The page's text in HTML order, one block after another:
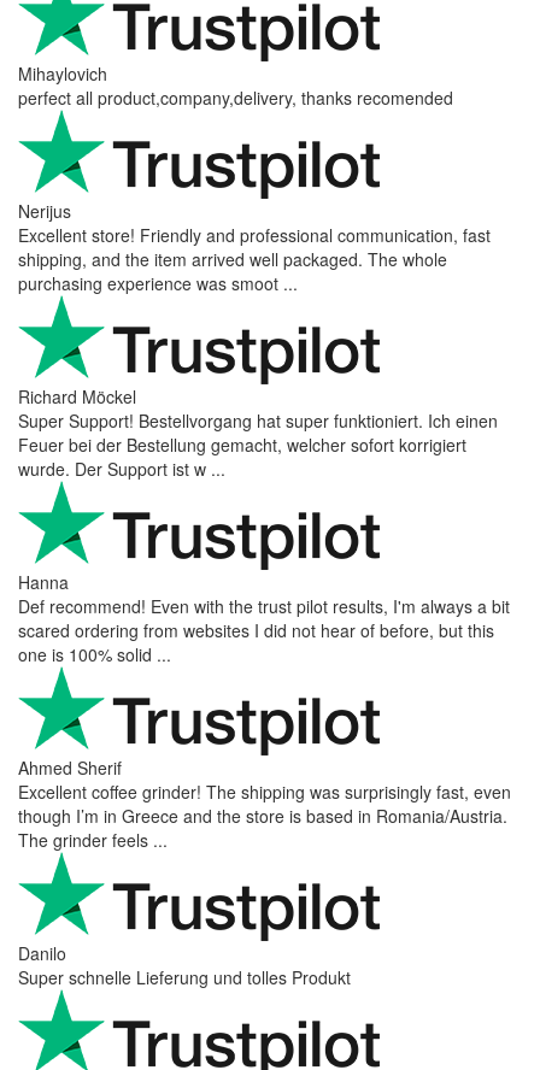
Δεν απαιτείται email. Χρησιμοποιείται μόνο για την αποστολή
απάντησης και δεν θα δημοσιευτεί.
Η ερώτησή σας
Προσθήκη ερώτησης
Κριτικές από τους πελάτες μας
Reviews 79 • Excellent
more reviews
Andres
I bought a cafelat robot, the delivery was really fast and the
products were in great conditions. I will be buying again. The
shipping to Switzerland ...
Mihaylovich
perfect all product,company,delivery, thanks recomended
Nerijus
Excellent store! Friendly and professional communication, fast
shipping, and the item arrived well packaged. The whole
purchasing experience was smoot ...
Richard Möckel
Super Support! Bestellvorgang hat super funktioniert. Ich einen
Feuer bei der Bestellung gemacht, welcher sofort korrigiert
wurde. Der Support ist w ...